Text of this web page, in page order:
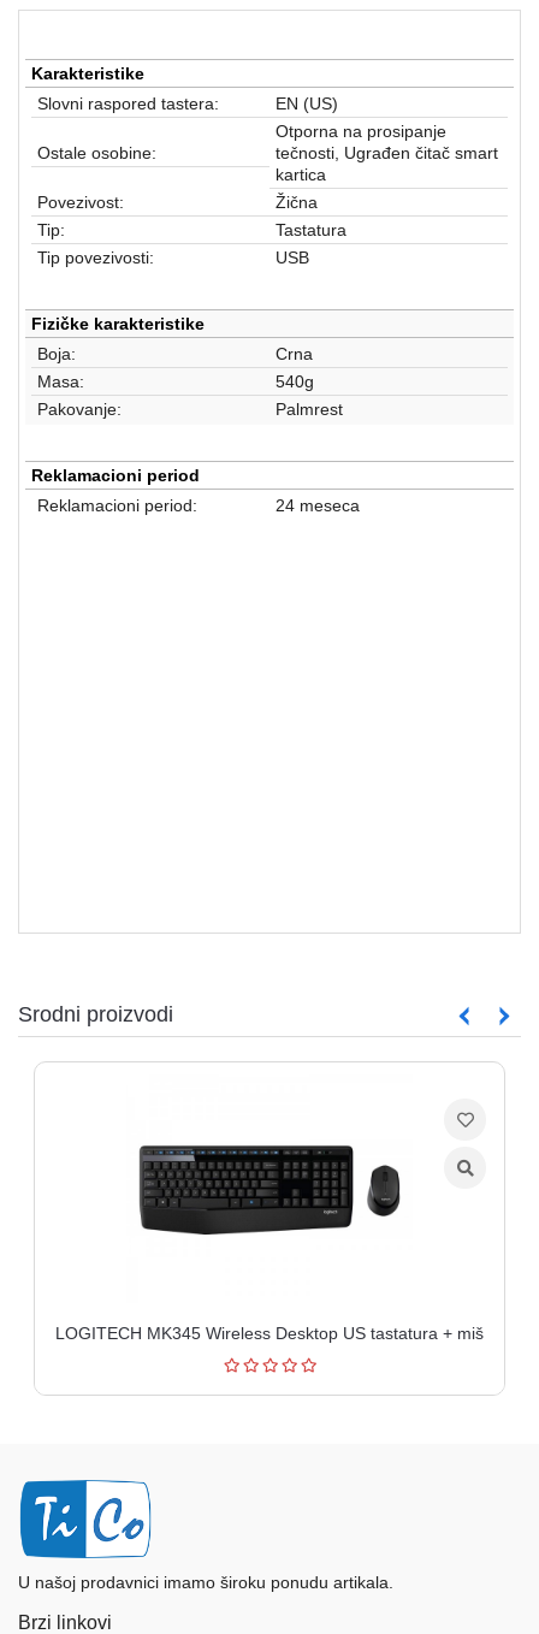
kamere
Kućni
aparati
Software
Sve
kategorije
Karakteristike
Slovni raspored tastera:
EN (US)
Ostale osobine:
Otporna na prosipanje
tečnosti, Ugrađen čitač smart
kartica
Povezivost:
Žična
Tip:
Tastatura
Tip povezivosti:
USB
Fizičke karakteristike
Boja:
Crna
Masa:
540g
Pakovanje:
Palmrest
Reklamacioni period
Reklamacioni period:
24 meseca
Srodni proizvodi
LOGITECH MK345 Wireless Desktop US tastatura + miš
U našoj prodavnici imamo široku ponudu artikala.
Brzi linkovi